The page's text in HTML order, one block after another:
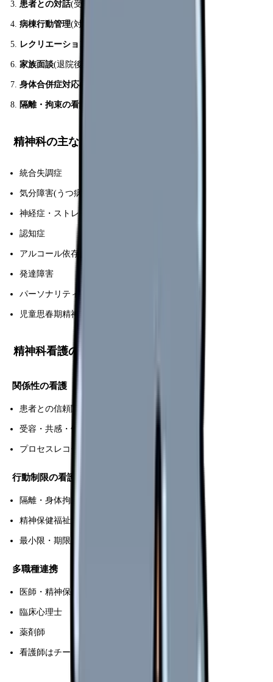
患者との対話(受容・傾聴)
病棟行動管理(対人トラブル対応)
レクリエーション
家族面談(退院後支援計画)
身体合併症対応(精神+身体)
隔離・拘束の看護
精神科の主な疾患
統合失調症
気分障害(うつ病・躁うつ病)
神経症・ストレス障害
認知症
アルコール依存症・薬物依存
発達障害
パーソナリティ障害
児童思春期精神疾患
精神科看護の特殊性
関係性の看護
患者との信頼関係が治療の基盤
受容・共感・傾聴のスキル
プロセスレコード(対話記録)で振り返り
行動制限の看護
隔離・身体拘束は医師指示で実施
精神保健福祉法に基づく法的要件
最小限・期限付きでの行動制限
多職種連携
医師・精神保健福祉士(PSW)・作業療法士(OT)
臨床心理士
薬剤師
看護師はチームの中心